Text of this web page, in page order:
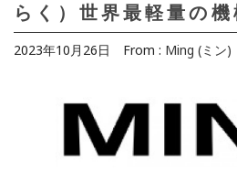
らく）世界最軽量の機
2023年10月26日 From : Ming (ミン)